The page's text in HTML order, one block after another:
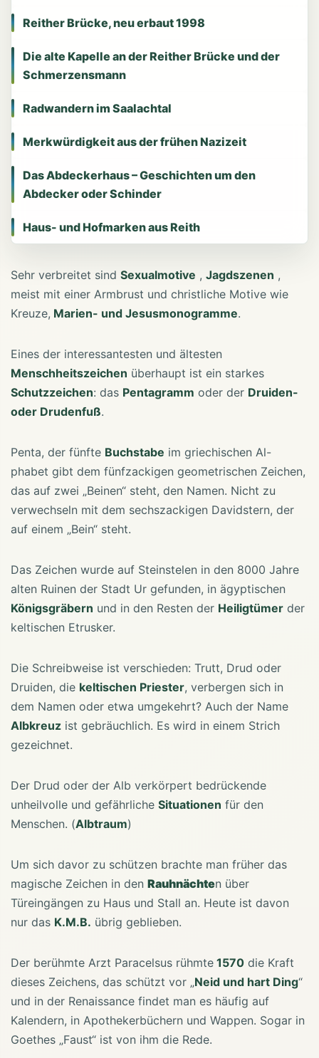
Reither Brücke, neu erbaut 1998
Die alte Kapelle an der Reither Brücke und der
Schmerzensmann
Radwandern im Saalachtal
Merkwürdigkeit aus der frühen Nazizeit
Das Abdeckerhaus – Geschichten um den
Abdecker oder Schinder
Haus- und Hofmarken aus Reith
Sehr verbreitet sind Sexualmotive , Jagdszenen ,
meist mit einer Armbrust und christliche Motive wie
Kreuze, Marien- und Jesusmonogramme.
Eines der interessantesten und ältesten
Menschheitszeichen überhaupt ist ein starkes
Schutzzeichen: das Pentagramm oder der Druiden-
oder Drudenfuß.
Penta, der fünfte Buchstabe im griechischen Al-
phabet gibt dem fünfzackigen geometrischen Zeichen,
das auf zwei „Beinen“ steht, den Namen. Nicht zu
verwechseln mit dem sechszackigen Davidstern, der
auf einem „Bein“ steht.
Das Zeichen wurde auf Steinstelen in den 8000 Jahre
alten Ruinen der Stadt Ur gefunden, in ägyptischen
Königsgräbern und in den Resten der Heiligtümer der
keltischen Etrusker.
Die Schreibweise ist verschieden: Trutt, Drud oder
Druiden, die keltischen Priester, verbergen sich in
dem Namen oder etwa umgekehrt? Auch der Name
Albkreuz ist gebräuchlich. Es wird in einem Strich
gezeichnet.
Der Drud oder der Alb verkörpert bedrückende
unheilvolle und gefährliche Situationen für den
Menschen. (Albtraum)
Um sich davor zu schützen brachte man früher das
magische Zeichen in den Rauhnächten über
Türeingängen zu Haus und Stall an. Heute ist davon
nur das K.M.B. übrig geblieben.
Der berühmte Arzt Paracelsus rühmte 1570 die Kraft
dieses Zeichens, das schützt vor „Neid und hart Ding“
und in der Renaissance findet man es häufig auf
Kalendern, in Apothekerbüchern und Wappen. Sogar in
Goethes „Faust“ ist von ihm die Rede.